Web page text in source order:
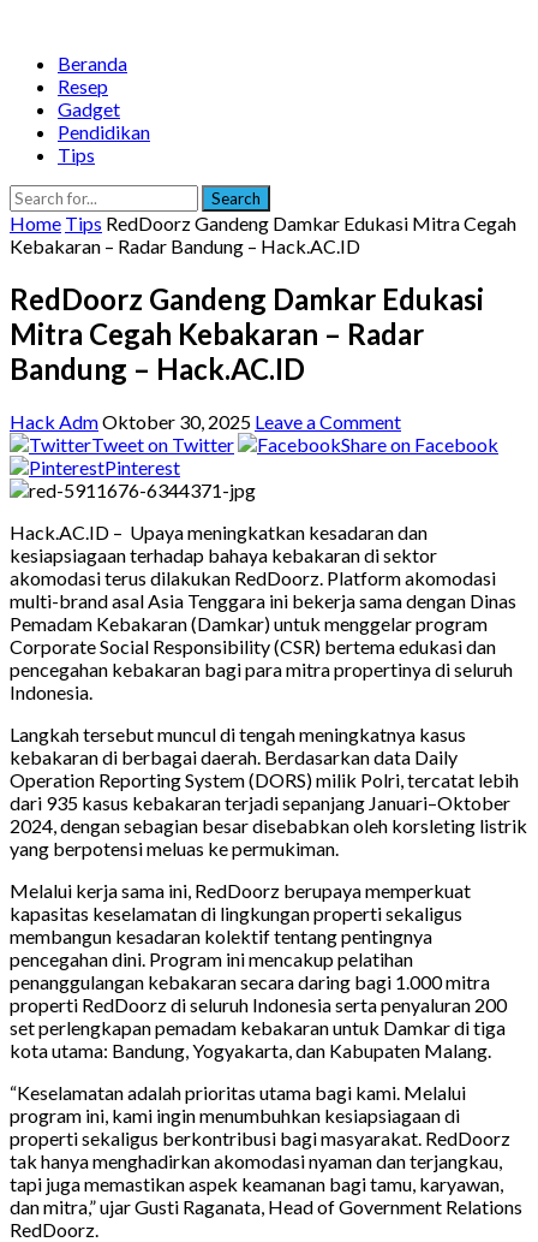
Beranda
Resep
Gadget
Pendidikan
Tips
Search
Home Tips RedDoorz Gandeng Damkar Edukasi Mitra Cegah
Kebakaran – Radar Bandung – Hack.AC.ID
RedDoorz Gandeng Damkar Edukasi
Mitra Cegah Kebakaran – Radar
Bandung – Hack.AC.ID
Hack AdmOktober 30, 2025 Leave a Comment
Tweet on Twitter
Share on Facebook
Pinterest
Hack.AC.ID – Upaya meningkatkan kesadaran dan
kesiapsiagaan terhadap bahaya kebakaran di sektor
akomodasi terus dilakukan RedDoorz. Platform akomodasi
multi-brand asal Asia Tenggara ini bekerja sama dengan Dinas
Pemadam Kebakaran (Damkar) untuk menggelar program
Corporate Social Responsibility (CSR) bertema edukasi dan
pencegahan kebakaran bagi para mitra propertinya di seluruh
Indonesia.
Langkah tersebut muncul di tengah meningkatnya kasus
kebakaran di berbagai daerah. Berdasarkan data Daily
Operation Reporting System (DORS) milik Polri, tercatat lebih
dari 935 kasus kebakaran terjadi sepanjang Januari–Oktober
2024, dengan sebagian besar disebabkan oleh korsleting listrik
yang berpotensi meluas ke permukiman.
Melalui kerja sama ini, RedDoorz berupaya memperkuat
kapasitas keselamatan di lingkungan properti sekaligus
membangun kesadaran kolektif tentang pentingnya
pencegahan dini. Program ini mencakup pelatihan
penanggulangan kebakaran secara daring bagi 1.000 mitra
properti RedDoorz di seluruh Indonesia serta penyaluran 200
set perlengkapan pemadam kebakaran untuk Damkar di tiga
kota utama: Bandung, Yogyakarta, dan Kabupaten Malang.
“Keselamatan adalah prioritas utama bagi kami. Melalui
program ini, kami ingin menumbuhkan kesiapsiagaan di
properti sekaligus berkontribusi bagi masyarakat. RedDoorz
tak hanya menghadirkan akomodasi nyaman dan terjangkau,
tapi juga memastikan aspek keamanan bagi tamu, karyawan,
dan mitra,” ujar Gusti Raganata, Head of Government Relations
RedDoorz.